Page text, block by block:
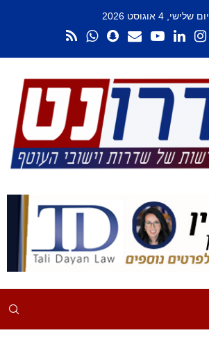
יום שלישי, 4 אוגוסט 2026